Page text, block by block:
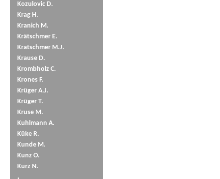
Kozulovic D.
Krag H.
Kranich M.
Krätschmer E.
Kratschmer M.J.
Krause D.
Krombholz C.
Krones F.
Krüger A.J.
Krüger T.
Kruse M.
Kuhlmann A.
Küke R.
Kunde M.
Kunz O.
Kurz N.